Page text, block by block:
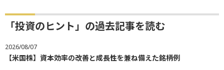
「投資のヒント」の過去記事を読む
2026/08/07
【米国株】資本効率の改善と成長性を兼ね備えた銘柄例